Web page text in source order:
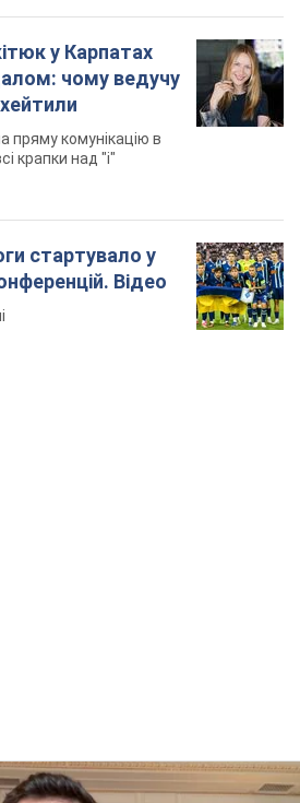
у Карпатах
чому ведучу
пряму комунікацію в
крапки над "і"
стартувало у
Відео